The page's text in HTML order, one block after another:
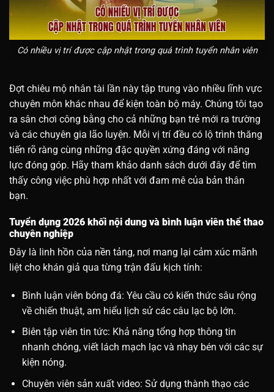
Có nhiều vị trí được cập nhật trong quá trình tuyển nhân viên
Đợt chiêu mộ nhân tài lần này tập trung vào nhiều lĩnh vực
chuyên môn khác nhau để kiện toàn bộ máy. Chúng tôi tạo
ra sân chơi công bằng cho cả những bạn trẻ mới ra trường
và các chuyên gia lão luyện. Mỗi vị trí đều có lộ trình thăng
tiến rõ ràng cùng những đặc quyền xứng đáng với năng
lực đóng góp. Hãy tham khảo danh sách dưới đây để tìm
thấy công việc phù hợp nhất với đam mê của bản thân
bạn.
Tuyển dụng 2026 khối nội dung và bình luận viên thể thao
chuyên nghiệp
Đây là linh hồn của nền tảng, nơi mang lại cảm xúc mãnh
liệt cho khán giả qua từng trận đấu kịch tính:
Bình luận viên bóng đá: Yêu cầu có kiến thức sâu rộng
về chiến thuật, am hiểu lịch sử các câu lạc bộ lớn.
Biên tập viên tin tức: Khả năng tổng hợp thông tin
nhanh chóng, viết lách mạch lạc và nhạy bén với các sự
kiện nóng.
Chuyên viên sản xuất video: Sử dụng thành thạo các